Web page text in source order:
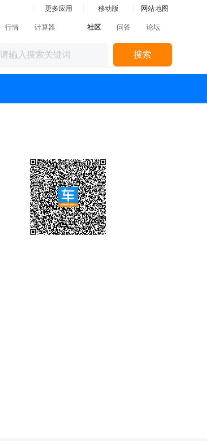
更多应用 移动版 网站地图
行情 计算器 社区 问答 论坛
搜索